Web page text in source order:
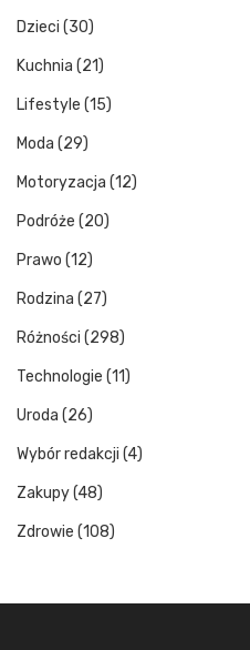
Dzieci (30)
Kuchnia (21)
Lifestyle (15)
Moda (29)
Motoryzacja (12)
Podróże (20)
Prawo (12)
Rodzina (27)
Różności (298)
Technologie (11)
Uroda (26)
Wybór redakcji (4)
Zakupy(48)
Zdrowie (108)